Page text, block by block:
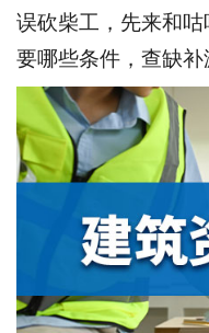
误砍柴工，先来和
要哪些条件，查缺补